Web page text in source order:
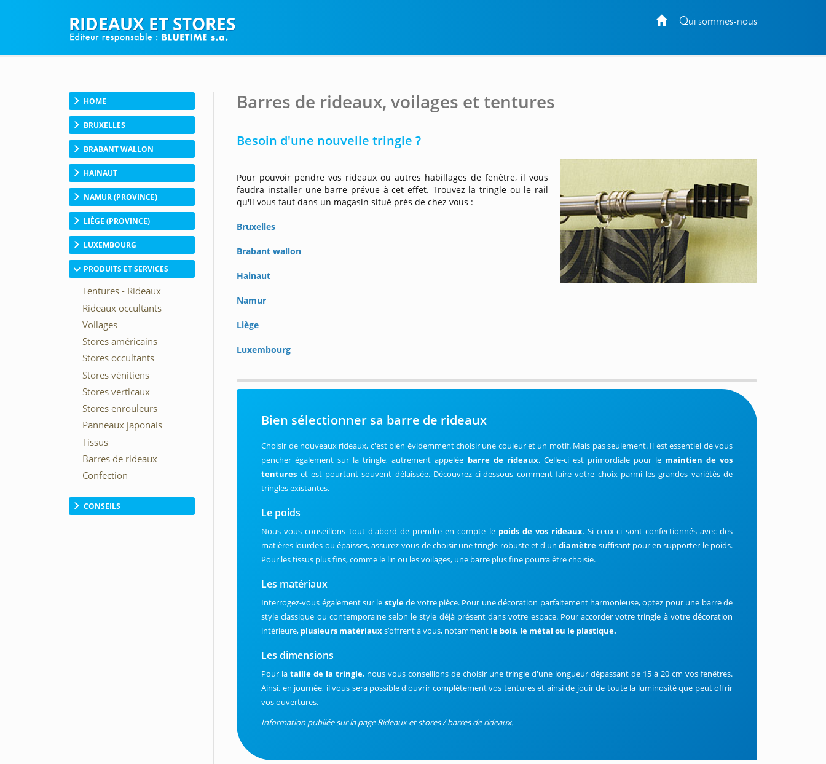
Qui sommes-nous
RIDEAUX ET STORES
HOME
BRUXELLES
BRABANT WALLON
HAINAUT
NAMUR (PROVINCE)
LIÈGE (PROVINCE)
LUXEMBOURG
PRODUITS ET SERVICES
CONSEILS
Barres de rideaux, voilages et tentures
Besoin d'une nouvelle tringle ?
Pour pouvoir pendre vos rideaux ou autres habillages de fenêtre, il vous
faudra installer une barre prévue à cet effet. Trouvez la tringle ou le rail
qu'il vous faut dans un magasin situé près de chez vous :
Bruxelles
Brabant wallon
Hainaut
Namur
Liège
Luxembourg
Bien sélectionner sa barre de rideaux
Choisir de nouveaux rideaux, c'est bien évidemment choisir une couleur et un motif. Mais pas seulement. Il est essentiel de vous
pencher également sur la tringle, autrement appelée barre de rideaux. Celle-ci est primordiale pour le maintien de vos
tentures et est pourtant souvent délaissée. Découvrez ci-dessous comment faire votre choix parmi les grandes variétés de
tringles existantes.
Le poids
Nous vous conseillons tout d'abord de prendre en compte le poids de vos rideaux. Si ceux-ci sont confectionnés avec des
matières lourdes ou épaisses, assurez-vous de choisir une tringle robuste et d'undiamètre suffisant pour en supporter le poids.
Pour les tissus plus fins, comme le lin ou les voilages, une barre plus fine pourra être choisie.
Les matériaux
Interrogez-vous également sur le stylede votre pièce. Pour une décoration parfaitement harmonieuse, optez pour une barre de
style classique ou contemporaine selon le style déjà présent dans votre espace. Pour accorder votre tringle à votre décoration
intérieure, plusieurs matériauxs’offrent à vous, notamment le bois, le métal ou le plastique.
Les dimensions
Pour lataille de la tringle, nous vous conseillons de choisir une tringle d'une longueur dépassant de 15 à 20 cm vos fenêtres.
Ainsi, en journée, il vous sera possible d'ouvrir complètement vos tentures et ainsi de jouir de toute la luminosité que peut offrir
vos ouvertures.
Information publiée sur la page Rideaux et stores / barres de rideaux.